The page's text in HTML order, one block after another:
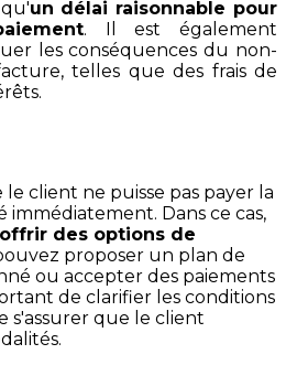
un délai raisonnable pour
. Il est également
les conséquences du non-
telles que des frais de
le client ne puisse pas payer la
Dans ce cas,
offrir des options de
proposer un plan de
ou accepter des paiements
de clarifier les conditions
s'assurer que le client